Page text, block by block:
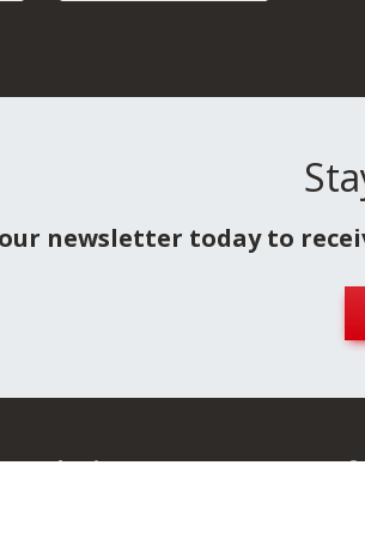
newsletter today to
Solutions